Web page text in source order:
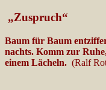
„Zuspruch“
Baum für Baum
nachts. Komm zur
einem Lächeln. (Ralf